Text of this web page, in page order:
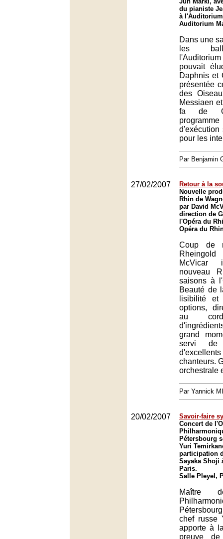
du pianiste
à
Auditorium
Dans une
les
pouvait
Daphnis et
présentée
des
Messiaen
fa de
d'exécution
pour les
Par Benjamin
27/02/2007
Retour à la
Nouvelle
Rhin de
par David
direction de
l'Opéra du
Opéra du
Coup de
McVicar
nouveau
saisons à
Beauté de
lisibilité et
options,
au
grand
servi de
chanteurs.
orchestrale
Par Yannick
20/02/2007
Savoir-faire
Concert de
Pétersbourg
Yuri
participation
Sayaka Shoji
Paris.
Salle Pleyel,
Maître
chef russe
apporte à
preuve